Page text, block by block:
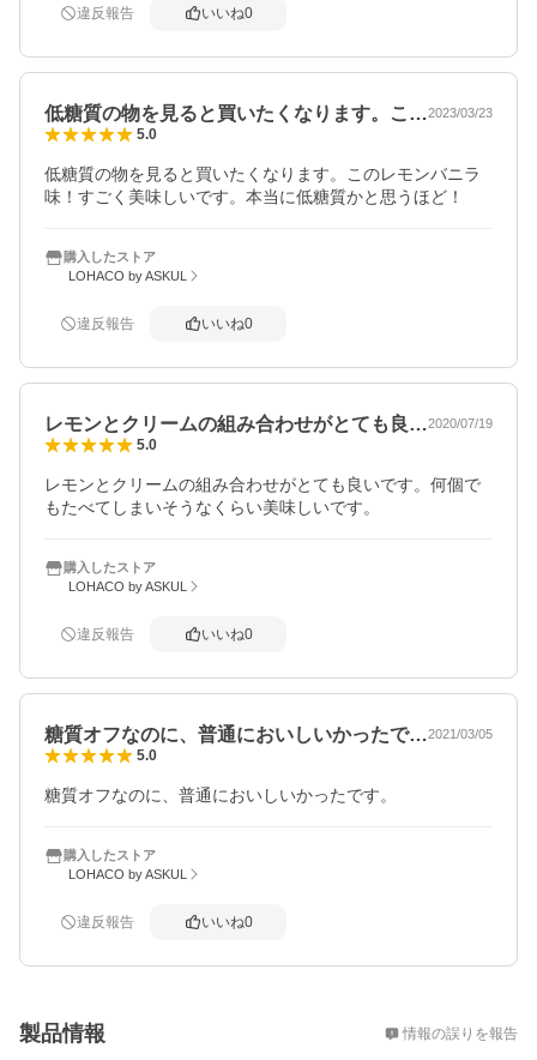
違反報告 いいね0
低糖質の物を見ると買いたくなります。こ…2023/03/23
5.0
低糖質の物を見ると買いたくなります。このレモンバニラ
味！すごく美味しいです。本当に低糖質かと思うほど！
購入したストア
LOHACO by ASKUL
違反報告 いいね0
レモンとクリームの組み合わせがとても良…2020/07/19
5.0
レモンとクリームの組み合わせがとても良いです。何個で
もたべてしまいそうなくらい美味しいです。
購入したストア
LOHACO by ASKUL
違反報告 いいね0
糖質オフなのに、普通においしいかったで…2021/03/05
5.0
糖質オフなのに、普通においしいかったです。
購入したストア
LOHACO by ASKUL
違反報告 いいね0
製品情報 情報の誤りを報告